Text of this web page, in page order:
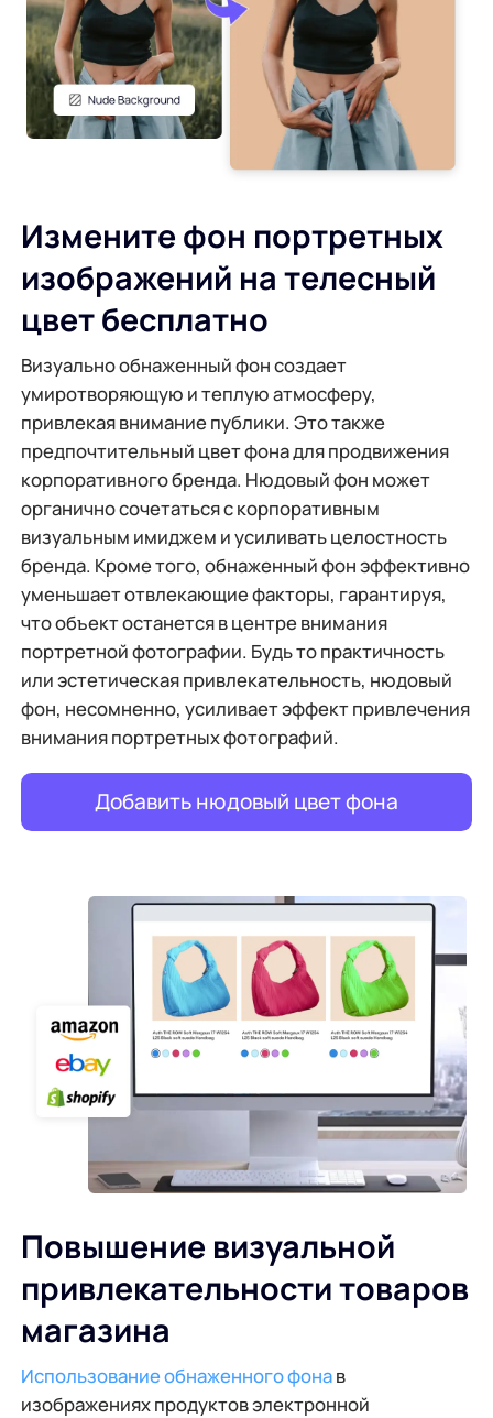
Генератор фонового ИИ
Онлайн-сменщик фона
Генератор лиц с искусственным интеллектом
Расширитель изображений ИИ
Оптимизатор изображений на Shopify
Осветлитель изображения
Сжать PDF онлайн
Объединить PDF-файл онлайн
Конвертировать PDF в Excel онлайн
Конвертировать PDF в PPT онлайн
JPG в PDF онлайн
PDF в JPG
WORD в JPG
Просмотреть все инструменты
Измените фон портретных
изображений на телесный
цвет бесплатно
Визуально обнаженный фон создает
умиротворяющую и теплую атмосферу,
привлекая внимание публики. Это также
предпочтительный цвет фона для продвижения
корпоративного бренда. Нюдовый фон может
органично сочетаться с корпоративным
визуальным имиджем и усиливать целостность
бренда. Кроме того, обнаженный фон эффективно
уменьшает отвлекающие факторы, гарантируя,
что объект останется в центре внимания
портретной фотографии. Будь то практичность
или эстетическая привлекательность, нюдовый
фон, несомненно, усиливает эффект привлечения
внимания портретных фотографий.
Добавить нюдовый цвет фона
Повышение визуальной
привлекательности товаров
магазина
Использование обнаженного фонав
изображениях продуктов электронной